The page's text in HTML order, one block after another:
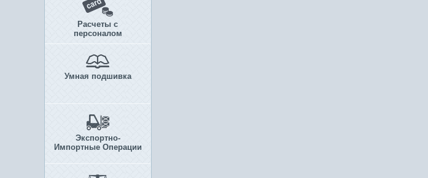
Расчеты с
персоналом
Умная подшивка
Экспортно-
Импортные Операции